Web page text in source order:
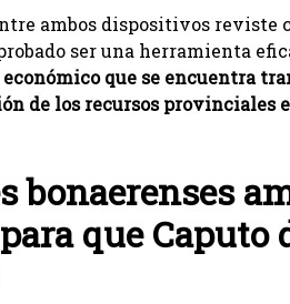
ambos dispositivos reviste
ser una herramienta
que se encuentra
de los recursos provinciales
bonaerenses
que Caputo